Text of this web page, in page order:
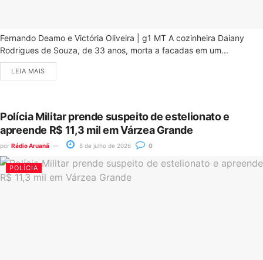
Fernando Deamo e Victória Oliveira | g1 MT A cozinheira Daiany
Rodrigues de Souza, de 33 anos, morta a facadas em um...
LEIA MAIS
Polícia Militar prende suspeito de estelionato e
apreende R$ 11,3 mil em Várzea Grande
por Rádio Aruanã 8 de julho de 2026 0
POLÍCIA